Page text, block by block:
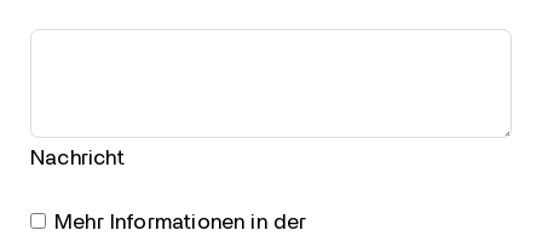
Nachricht
Mehr Informationen in der